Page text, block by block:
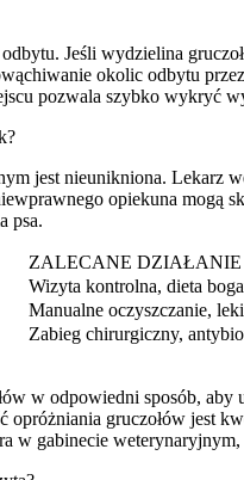
Jeśli wydzielina
okolic odbytu
pozwala szybko wykryć
jest nieunikniona. Lekarz
opiekuna
psa.
ZALECANE DZIAŁANIE
Wizyta kontrolna, dieta
Manualne oczyszczanie,
Zabieg chirurgiczny,
w odpowiedni sposób,
gruczołów jest
w gabinecie